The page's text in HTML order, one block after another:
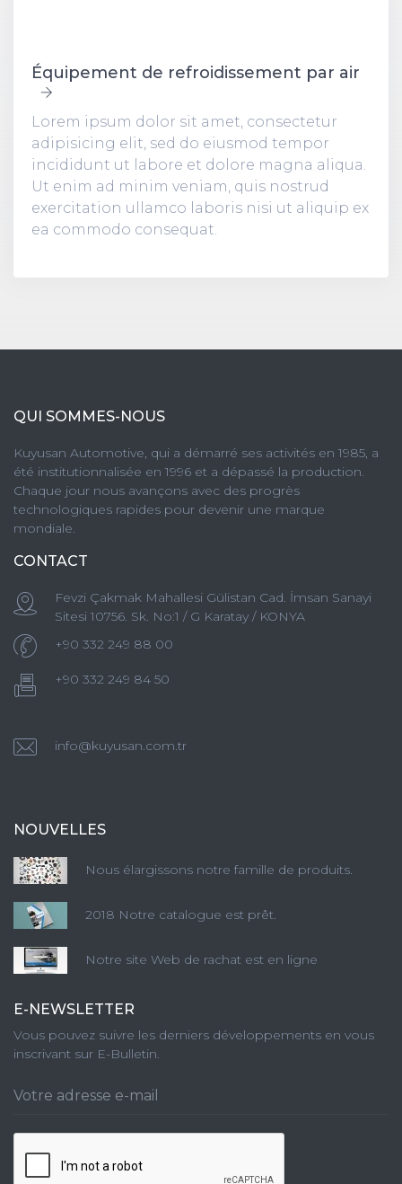
Équipement de refroidissement par air
Lorem ipsum dolor sit amet, consectetur
adipisicing elit, sed do eiusmod tempor
incididunt ut labore et dolore magna aliqua.
Ut enim ad minim veniam, quis nostrud
exercitation ullamco laboris nisi ut aliquip ex
ea commodo consequat.
QUI SOMMES-NOUS
Kuyusan Automotive, qui a démarré ses activités en 1985, a
été institutionnalisée en 1996 et a dépassé la production.
Chaque jour nous avançons avec des progrès
technologiques rapides pour devenir une marque
mondiale.
CONTACT
Fevzi Çakmak Mahallesi Gülistan Cad. İmsan Sanayi
Sitesi 10756. Sk. No:1 / G Karatay / KONYA
+90 332 249 88 00
+90 332 249 84 50
info@kuyusan.com.tr
NOUVELLES
Nous élargissons notre famille de produits.
2018 Notre catalogue est prêt.
Notre site Web de rachat est en ligne
E-NEWSLETTER
Vous pouvez suivre les derniers développements en vous
inscrivant sur E-Bulletin.